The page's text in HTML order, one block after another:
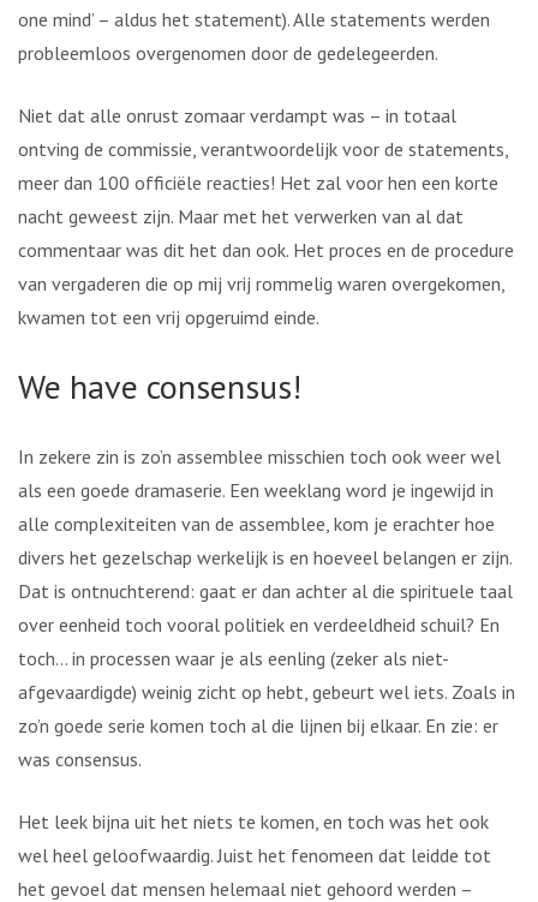
one mind’ – aldus het statement). Alle statements werden
probleemloos overgenomen door de gedelegeerden.
Niet dat alle onrust zomaar verdampt was – in totaal
ontving de commissie, verantwoordelijk voor de statements,
meer dan 100 officiële reacties! Het zal voor hen een korte
nacht geweest zijn. Maar met het verwerken van al dat
commentaar was dit het dan ook. Het proces en de procedure
van vergaderen die op mij vrij rommelig waren overgekomen,
kwamen tot een vrij opgeruimd einde.
We have consensus!
In zekere zin is zo’n assemblee misschien toch ook weer wel
als een goede dramaserie. Een weeklang word je ingewijd in
alle complexiteiten van de assemblee, kom je erachter hoe
divers het gezelschap werkelijk is en hoeveel belangen er zijn.
Dat is ontnuchterend: gaat er dan achter al die spirituele taal
over eenheid toch vooral politiek en verdeeldheid schuil? En
toch… in processen waar je als eenling (zeker als niet-
afgevaardigde) weinig zicht op hebt, gebeurt wel iets. Zoals in
zo’n goede serie komen toch al die lijnen bij elkaar. En zie: er
was consensus.
Het leek bijna uit het niets te komen, en toch was het ook
wel heel geloofwaardig. Juist het fenomeen dat leidde tot
het gevoel dat mensen helemaal niet gehoord werden –